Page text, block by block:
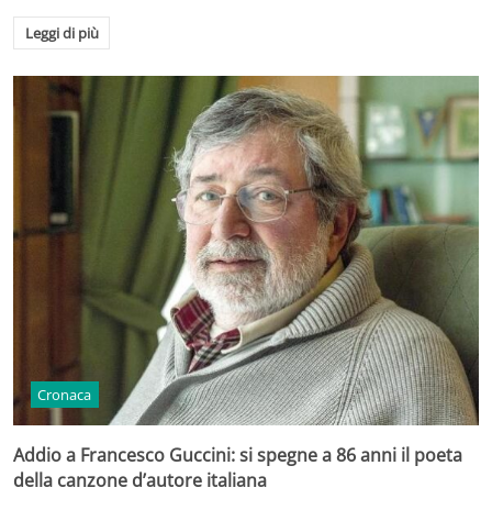
Leggi di più
Cronaca
Addio a Francesco Guccini: si spegne a 86 anni il poeta
della canzone d’autore italiana